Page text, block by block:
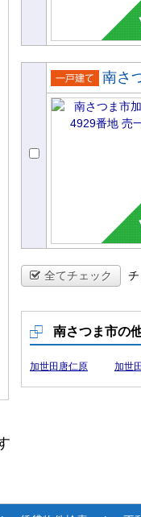
売一戸建
て
南さ
全てチェック
南さつま市の
加世田唐仁原 加世